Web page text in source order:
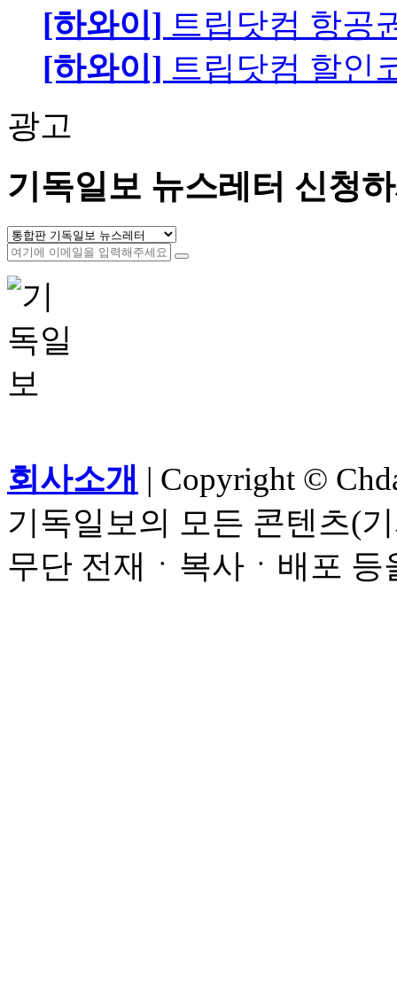
[하와이] 트립닷컴 항공
[하와이] 트립닷컴 할인
광고
기독일보 뉴스레터 신청
회사소개 | Copyright ©
기독일보의 모든 콘텐츠(
무단 전재ㆍ복사ㆍ배포 등